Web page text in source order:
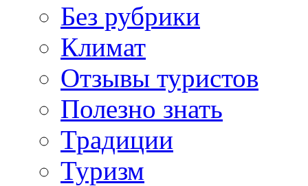
Без рубрики
Климат
Отзывы туристов
Полезно знать
Традиции
Туризм